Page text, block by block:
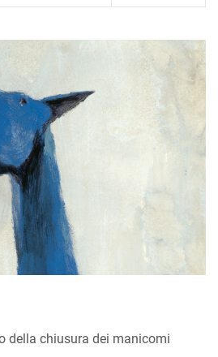
della chiusura dei manicomi